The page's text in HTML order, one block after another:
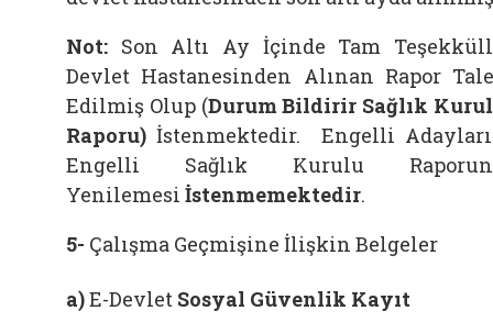
Not: Son Altı Ay İçinde Tam
Devlet Hastanesinden Alınan Rapor
Edilmiş Olup (Durum Bildirir Sağlık
Raporu) İstenmektedir. Engelli
Engelli Sağlık Kurulu
Yenilemesi İstenmemektedir.
5- Çalışma Geçmişine İlişkin Belgeler
a)E-Devlet Sosyal Güvenlik Kayıt